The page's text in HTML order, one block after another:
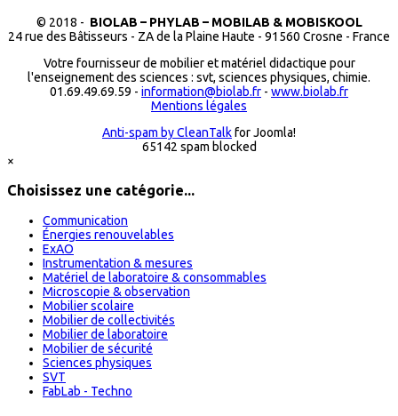
© 2018 - BIOLAB – PHYLAB – MOBILAB & MOBISKOOL
24 rue des Bâtisseurs - ZA de la Plaine Haute - 91560 Crosne - France
Votre fournisseur de mobilier et matériel didactique pour
l'enseignement des sciences : svt, sciences physiques, chimie.
01.69.49.69.59 - information@biolab.fr - www.biolab.fr
Mentions légales
Anti-spam by CleanTalkfor Joomla!
65142 spam blocked
×
Choisissez une catégorie...
Communication
Énergies renouvelables
ExAO
Instrumentation & mesures
Matériel de laboratoire & consommables
Microscopie & observation
Mobilier scolaire
Mobilier de collectivités
Mobilier de laboratoire
Mobilier de sécurité
Sciences physiques
SVT
FabLab - Techno